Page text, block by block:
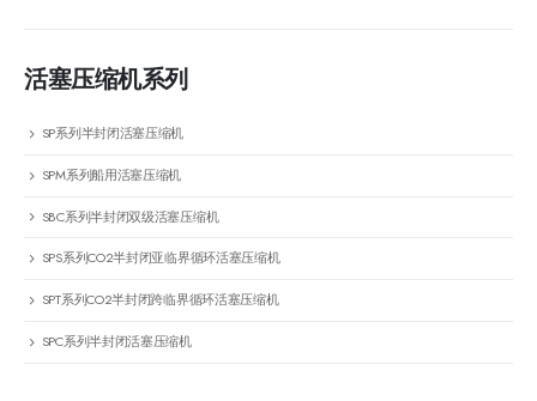
活塞压缩机系列
SP系列半封闭活塞压缩机
SPM系列船用活塞压缩机
SBC系列半封闭双级活塞压缩机
SPS系列CO2半封闭亚临界循环活塞压缩机
SPT系列CO2半封闭跨临界循环活塞压缩机
SPC系列半封闭活塞压缩机